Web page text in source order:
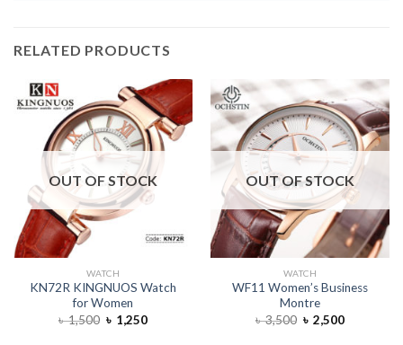
RELATED PRODUCTS
OUT OF STOCK
WATCH
KN72R KINGNUOS Watch
for Women
৳1,500 ৳ 1,250
OUT OF STOCK
WATCH
WF11 Women’s Business
Montre
৳3,500 ৳ 2,500